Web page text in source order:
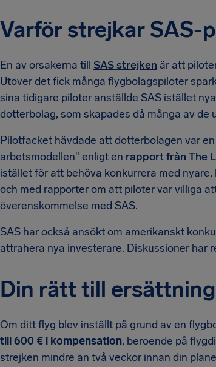
Varför strejkar SAS-
En av orsakerna till SAS strejken är att
Utöver det fick många flygbolagspiloter
sina tidigare piloter anställde SAS istället
dotterbolag, som skapades då många av de
Pilotfacket hävdade att dotterbolagen var
arbetsmodellen" enligt en rapport från The
istället för att behöva konkurrera med
och med rapporter om att piloter var villiga
överenskommelse med SAS.
SAS har också ansökt om amerikanskt
attrahera nya investerare. Diskussioner har
Din rätt till
Om ditt flyg blev inställt på grund av en
till 600 € i kompensation, beroende på
strejken mindre än två veckor innan din